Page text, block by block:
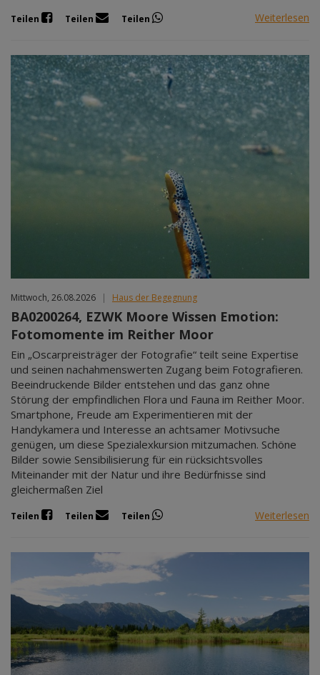
Teilen Teilen Teilen Weiterlesen
Mittwoch, 26.08.2026 | Haus der Begegnung
BA0200264, EZWK Moore Wissen Emotion:
Fotomomente im Reither Moor
Ein „Oscarpreisträger der Fotografie“ teilt seine Expertise
und seinen nachahmenswerten Zugang beim Fotografieren.
Beeindruckende Bilder entstehen und das ganz ohne
Störung der empfindlichen Flora und Fauna im Reither Moor.
Smartphone, Freude am Experimentieren mit der
Handykamera und Interesse an achtsamer Motivsuche
genügen, um diese Spezialexkursion mitzumachen. Schöne
Bilder sowie Sensibilisierung für ein rücksichtsvolles
Miteinander mit der Natur und ihre Bedürfnisse sind
gleichermaßen Ziel
Teilen Teilen Teilen Weiterlesen